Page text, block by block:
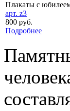
Плакаты с
арт. z3
800 руб.
Подробнее